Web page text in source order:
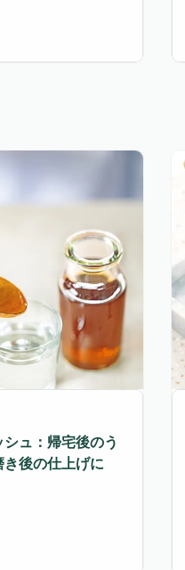
ュ：帰宅後のう
後の仕上げに